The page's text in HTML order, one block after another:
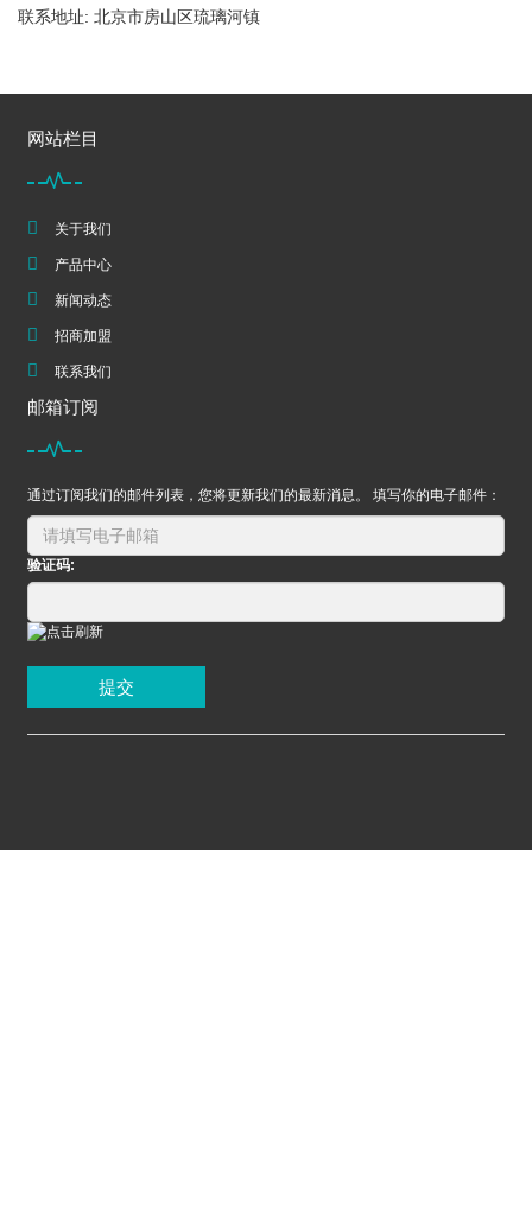
联系地址: 北京市房山区琉璃河镇
网站栏目
关于我们
产品中心
新闻动态
招商加盟
联系我们
邮箱订阅
通过订阅我们的邮件列表，您将更新我们的最新消息。 填写你的电子邮件：
验证码:
提交